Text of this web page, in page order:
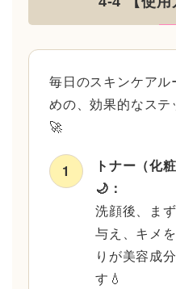
毎日のスキンケア
めの、効果的なステ
🚀
1
トナー（化
🌙：
洗顔後、ま
与え、キメ
りが美容成
す💧